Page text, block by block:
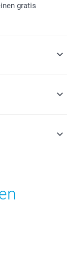
gratis
MwSt. und zzgl.